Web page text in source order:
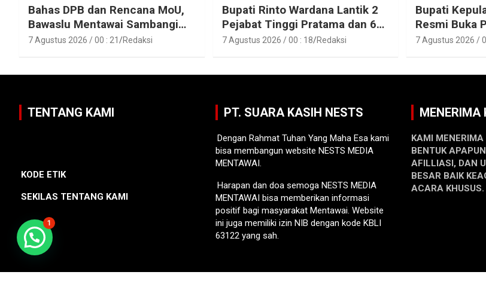
Bahas DPB dan Rencana MoU,
Bawaslu Mentawai Sambangi
Polres Mentawai
7 Agustus 2026 / 00 : 21 Redaksi
Bupati Rinto Wardana Lantik 2
Pejabat Tinggi Pratama dan 6
Pejabat Fungsional di
7 Agustus 2026 / 00 : 18 Redaksi
Bupati
Resmi Buka
Pelatihan
7 Agustus 2026 /
TENTANG KAMI
KODE ETIK
SEKILAS TENTANG KAMI
PT. SUARA KASIH NESTS
Dengan Rahmat Tuhan Yang Maha Esa kami
bisa membangun website NESTS MEDIA
MENTAWAI.
Harapan dan doa semoga NESTS MEDIA
MENTAWAI bisa memberikan informasi
positif bagi masyarakat Mentawai. Website
ini juga memiliki izin NIB dengan kode KBLI
63122 yang sah.
KAMI
BENTUK
AFILLIASI, DAN
BESAR BAIK
ACARA KHUSUS.
1